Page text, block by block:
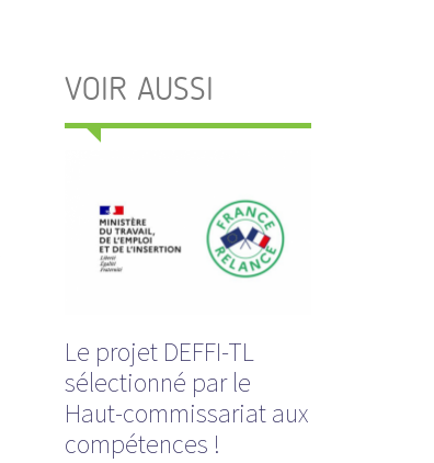
VOIR AUSSI
Le projet DEFFI-TL
sélectionné par le
Haut-commissariat aux
compétences !